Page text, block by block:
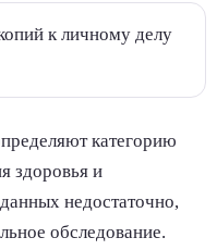
к личному делу
категорию
здоровья и
недостаточно,
обследование.